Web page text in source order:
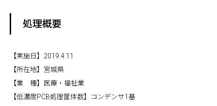
処理概要
【実施日】2019.4.11
【所在地】宮城県
【業 種】医療・福祉業
【低濃度PCB処理筐体数】コンデンサ1基